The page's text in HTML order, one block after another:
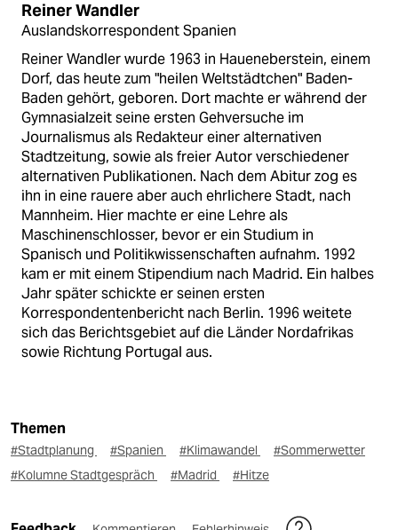
Reiner Wandler
Auslandskorrespondent Spanien
Reiner Wandler wurde 1963 in Haueneberstein, einem
Dorf, das heute zum "heilen Weltstädtchen" Baden-
Baden gehört, geboren. Dort machte er während der
Gymnasialzeit seine ersten Gehversuche im
Journalismus als Redakteur einer alternativen
Stadtzeitung, sowie als freier Autor verschiedener
alternativen Publikationen. Nach dem Abitur zog es
ihn in eine rauere aber auch ehrlichere Stadt, nach
Mannheim. Hier machte er eine Lehre als
Maschinenschlosser, bevor er ein Studium in
Spanisch und Politikwissenschaften aufnahm. 1992
kam er mit einem Stipendium nach Madrid. Ein halbes
Jahr später schickte er seinen ersten
Korrespondentenbericht nach Berlin. 1996 weitete
sich das Berichtsgebiet auf die Länder Nordafrikas
sowie Richtung Portugal aus.
Themen
#Stadtplanung #Spanien #Klimawandel
#Sommerwetter
#Kolumne Stadtgespräch
#Madrid #Hitze